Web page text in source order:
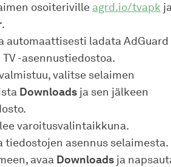
osoiteriville agrd.io/tvapk
.
automaattisesti ladata AdGuard
-asennustiedostoa.
valitse selaimen
Downloads ja sen jälkeen
varoitusvalintaikkuna.
tiedostojen asennus selaimesta.
avaa Downloads ja